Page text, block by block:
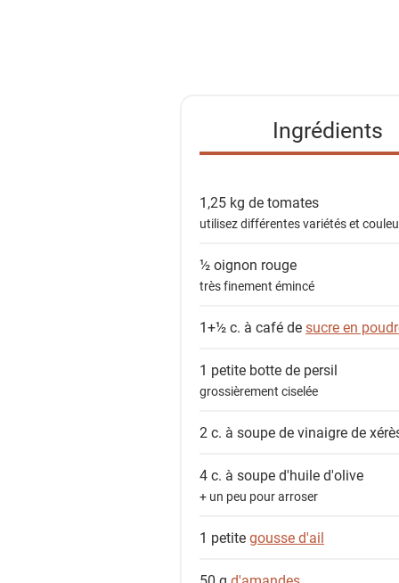
Ingrédients
1,25 kg detomates
utilisez différentes variétés et
½oignon rouge
très finement émincé
1+½ c. à café desucre en
1 petite botte de persil
grossièrement ciselée
2 c. à soupe devinaigre de
4 c. à souped'huile d'olive
+ un peu pour arroser
1 petitegousse d'ail